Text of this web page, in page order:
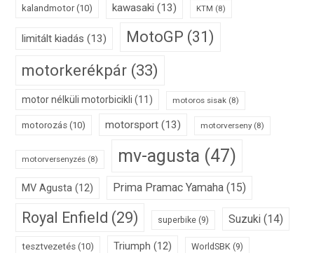
kalandmotor(10) kawasaki (13) KTM (8)
limitált kiadás (13) MotoGP (31)
motorkerékpár (33)
motor nélküli motorbicikli (11) motoros sisak (8)
motorozás (10) motorsport (13) motorverseny(8)
motorversenyzés (8) mv-agusta (47)
MV Agusta (12) Prima Pramac Yamaha (15)
Royal Enfield (29) superbike (9) Suzuki (14)
tesztvezetés (10) Triumph (12) WorldSBK (9)